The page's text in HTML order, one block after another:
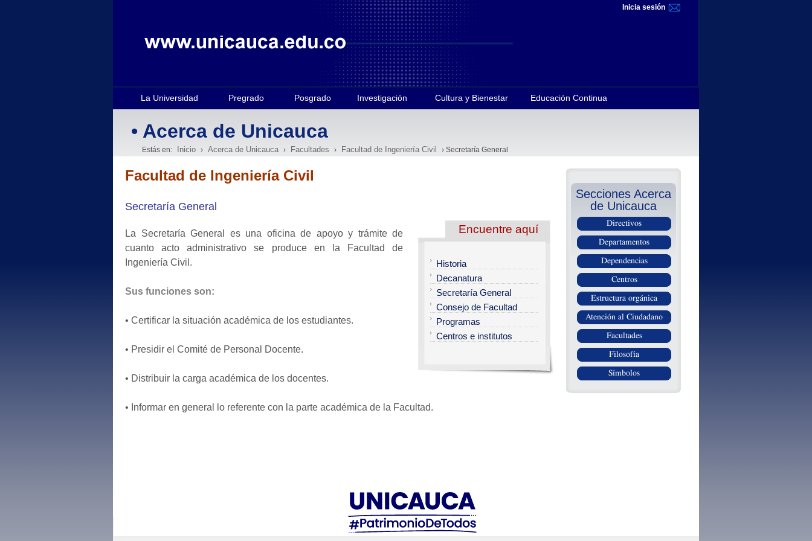
Inicia sesión
La Universidad Pregrado Posgrado Investigación Cultura y Bienestar Educación Continua
• Acerca de Unicauca
Estás en: Inicio › Acerca de Unicauca › Facultades › Facultad de Ingeniería Civil › Secretaría General
Facultad de Ingeniería Civil
Secretaría General
Encuentre aquí
Historia
Decanatura
Secretaría General
Consejo de Facultad
Programas
Centros e institutos
La Secretaría General es una oficina de apoyo y trámite de
cuanto acto administrativo se produce en la Facultad de
Ingeniería Civil.
Sus funciones son:
• Certificar la situación académica de los estudiantes.
• Presidir el Comité de Personal Docente.
• Distribuir la carga académica de los docentes.
• Informar en general lo referente con la parte académica de la Facultad.
Secciones Acerca
de Unicauca
Directivos
Departamentos
Dependencias
Centros
Estructura orgánica
Atención al Ciudadano
Facultades
Filosofía
Símbolos